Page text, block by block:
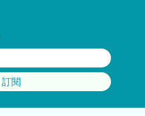
訂閱